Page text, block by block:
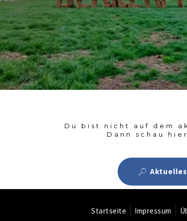
Du bist nicht auf dem
Dann schau
Aktuelles
Startseite Impressum